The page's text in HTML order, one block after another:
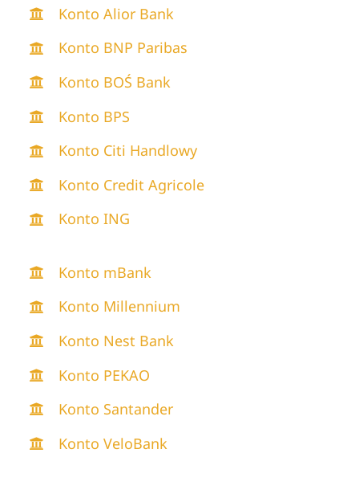
Konto Alior Bank
Konto BNP Paribas
Konto BOŚ Bank
Konto BPS
Konto Citi Handlowy
Konto Credit Agricole
Konto ING
Konto mBank
Konto Millennium
Konto Nest Bank
Konto PEKAO
Konto Santander
Konto VeloBank